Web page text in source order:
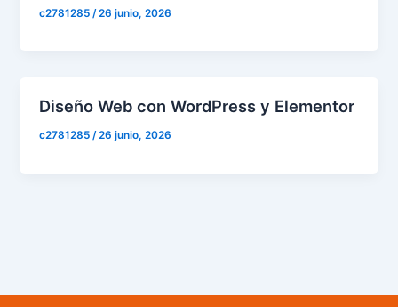
c2781285 /26 junio, 2026
Diseño Web con WordPress y Elementor
c2781285/26 junio, 2026